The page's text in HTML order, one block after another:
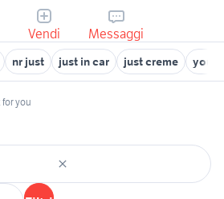
Vendi Messaggi
nr just just in car just creme you
for you